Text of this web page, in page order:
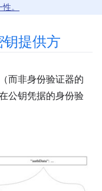
。
钥提供方
而非身份验证器的
公钥凭据的身份验